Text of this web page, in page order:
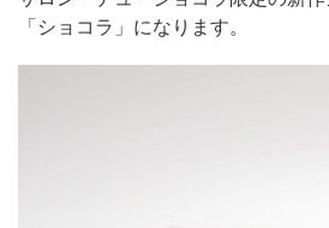
「ショコラ」になります。